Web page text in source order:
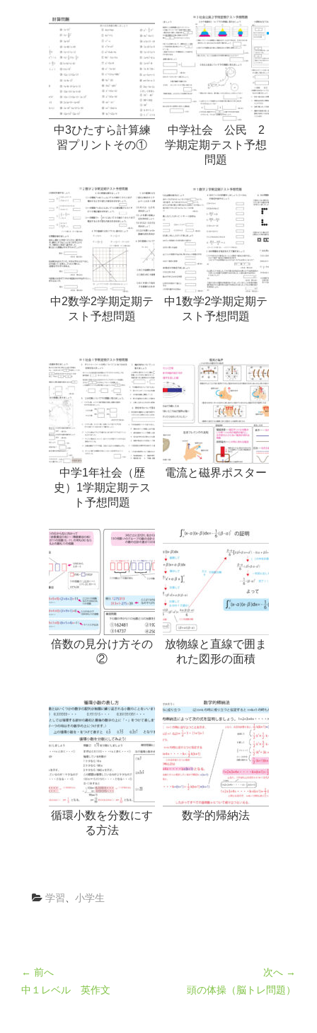
中3ひたすら計算練
習プリントその①
中学社会 公民 2
学期定期テスト予想
問題
中2数学2学期定期テ
スト予想問題
中1数学2学期定期テ
スト予想問題
中学1年社会（歴
史）1学期定期テス
ト予想問題
電流と磁界ポスター
倍数の見分け方その
②
放物線と直線で囲ま
れた図形の面積
循環小数を分数にす
る方法
数学的帰納法
学習 小学生
← 前へ
中１レベル 英作文
次へ →
頭の体操（脳トレ問題）